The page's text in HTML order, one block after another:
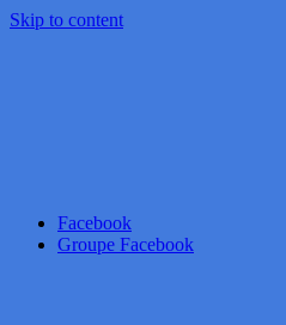
Skip to content
Facebook
Groupe Facebook